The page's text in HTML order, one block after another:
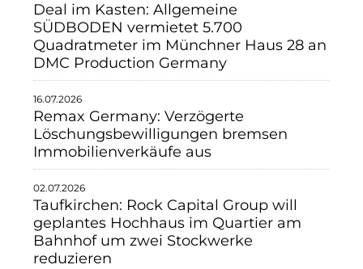
Deal im Kasten: Allgemeine
SÜDBODEN vermietet 5.700
Quadratmeter im Münchner Haus 28 an
DMC Production Germany
16.07.2026
Remax Germany: Verzögerte
Löschungsbewilligungen bremsen
Immobilienverkäufe aus
02.07.2026
Taufkirchen: Rock Capital Group will
geplantes Hochhaus im Quartier am
Bahnhof um zwei Stockwerke
reduzieren